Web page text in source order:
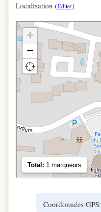
Localisation (Éditer)
Coordonnées GPS: